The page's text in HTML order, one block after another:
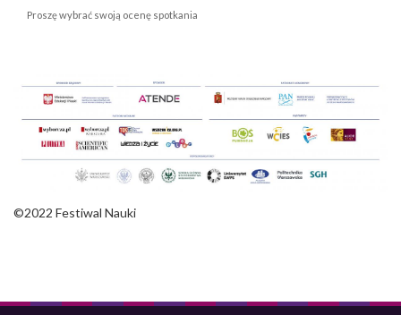
Proszę wybrać swoją ocenę spotkania
©2022 Festiwal Nauki